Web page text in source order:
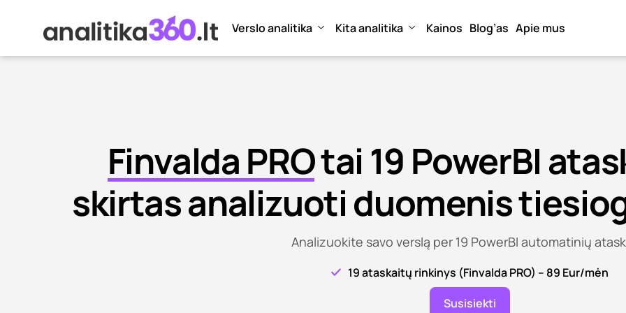
Verslo analitika Kita analitika Kainos Blog’as Apie mus
Finvalda PROtai 19 PowerBI
skirtas analizuoti duomenis
Analizuokite savo verslą per 19 PowerBI automatinių
19 ataskaitų rinkinys (Finvalda PRO) – 89 Eur/mėn
Susisiekti